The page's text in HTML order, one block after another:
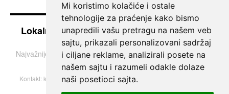
Mi koristimo kolačiće i ostale
tehnologije za praćenje kako bismo
unapredili vašu pretragu na našem veb
sajtu, prikazali personalizovani sadržaj
i ciljane reklame, analizirali posete na
našem sajtu i razumeli odakle dolaze
naši posetioci sajta.
Lokalne vesti iz Južnog Banata - Pančevo i
okolina
Najvažnije teme i informacije iz Pančeva, Vršca, Kovina i Bele
Crkve.
Kontakt: k013portal@gmail.com| © 2004–2026 Sva prava zadržana.